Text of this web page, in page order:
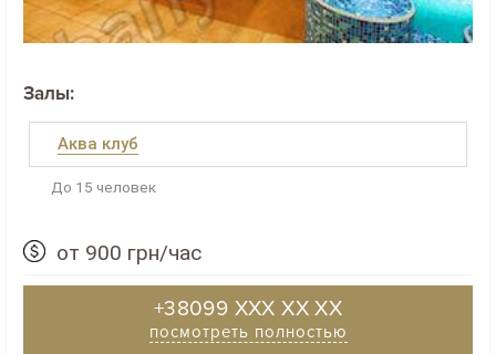
Залы:
Аква клуб
До 15 человек
от 900 грн/час
+38099 XXX XX XX
посмотреть полностью